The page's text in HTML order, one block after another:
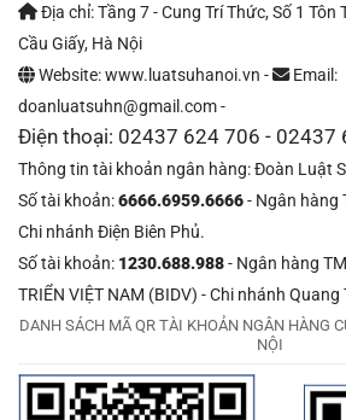
Địa chỉ: Tầng 7 - Cung Trí Thức, Số 1
Cầu Giấy, Hà Nội
Website: www.luatsuhanoi.vn -
Email:
doanluatsuhn@gmail.com -
Điện thoại: 02437 624 706 - 02437
Thông tin tài khoản ngân hàng: Đoàn Luật
Số tài khoản:6666.6959.6666- Ngân hàng
Chi nhánh Điện Biên Phủ.
Số tài khoản: 1230.688.988- Ngân hàng
TRIỂN VIỆT NAM (BIDV) - Chi nhánh Quang
DANH SÁCH MÃ QR TÀI KHOẢN NGÂN HÀNG
NỘI